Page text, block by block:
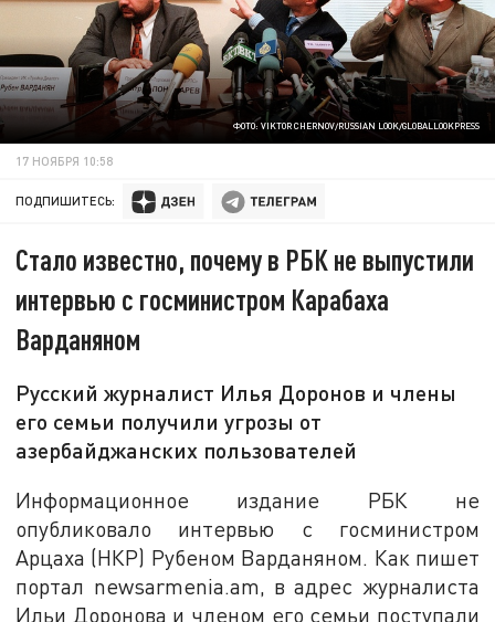
ФОТО: VIKTOR CHERNOV/RUSSIAN LOOK/GLOBALLOOKPRESS
17 НОЯБРЯ 10:58
ПОДПИШИТЕСЬ:
Стало известно, почему в РБК не выпустили
интервью с госминистром Карабаха
Варданяном
Русский журналист Илья Доронов и члены
его семьи получили угрозы от
азербайджанских пользователей
Информационное издание РБК не
опубликовало интервью с госминистром
Арцаха (НКР) Рубеном Варданяном. Как пишет
портал newsarmenia.am, в адрес журналиста
Ильи Доронова и членом его семьи поступали